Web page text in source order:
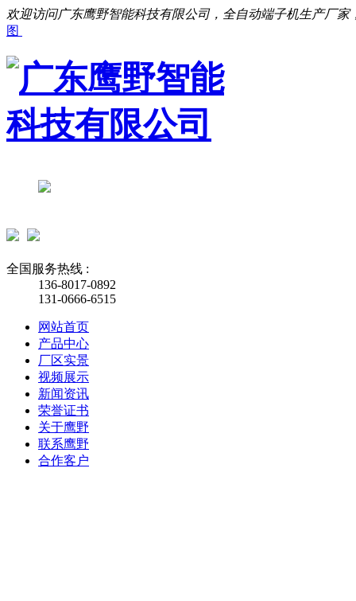
欢迎访问广东鹰野智能科技有限公司，全自动端子机生产厂家
图
全国服务热线 :
136-8017-0892
131-0666-6515
网站首页
产品中心
厂区实景
视频展示
新闻资讯
荣誉证书
关于鹰野
联系鹰野
合作客户